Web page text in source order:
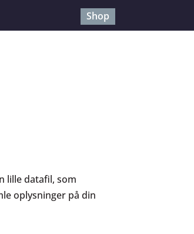
Shop
lille datafil, som
oplysninger på din